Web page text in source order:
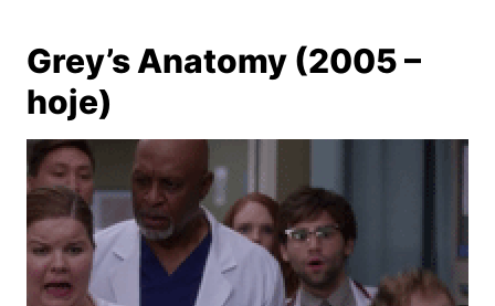
Grey’s Anatomy (2005 –
hoje)